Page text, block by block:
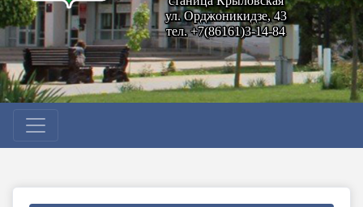
ул. Орджоникидзе, 43
тел. +7(86161)3-14-84